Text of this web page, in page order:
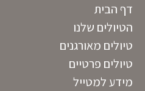
דף הבית
הטיולים שלנו
טיולים מאורגנים
טיולים פרטיים
מידע למטייל